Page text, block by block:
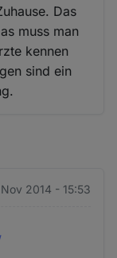
Das
muss man
kennen
sind ein
2014 - 15:53